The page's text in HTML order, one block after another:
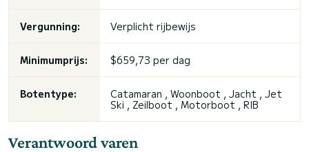
Vergunning: Verplicht rijbewijs
Minimumprijs: $659,73 per dag
Botentype: Catamaran , Woonboot , Jacht , Jet
Ski , Zeilboot , Motorboot , RIB
Verantwoord varen